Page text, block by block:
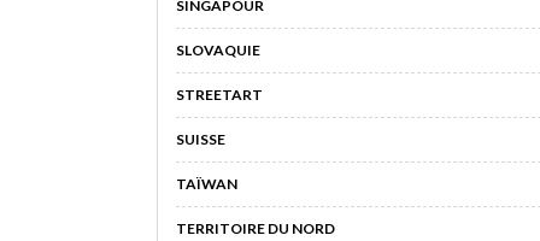
SINGAPOUR
SLOVAQUIE
STREETART
SUISSE
TAÏWAN
TERRITOIRE DU NORD